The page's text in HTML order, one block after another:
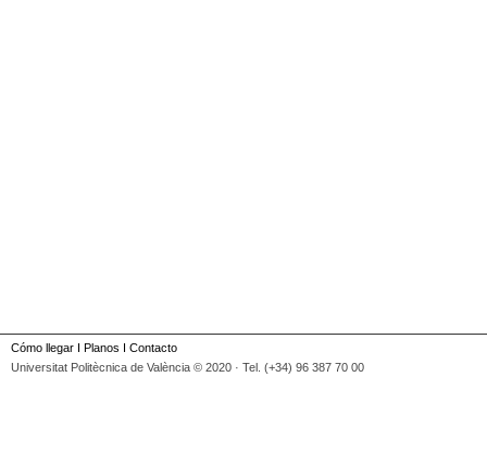
Cómo llegar I Planos I Contacto
Universitat Politècnica de València © 2020 · Tel. (+34) 96 387 70 00